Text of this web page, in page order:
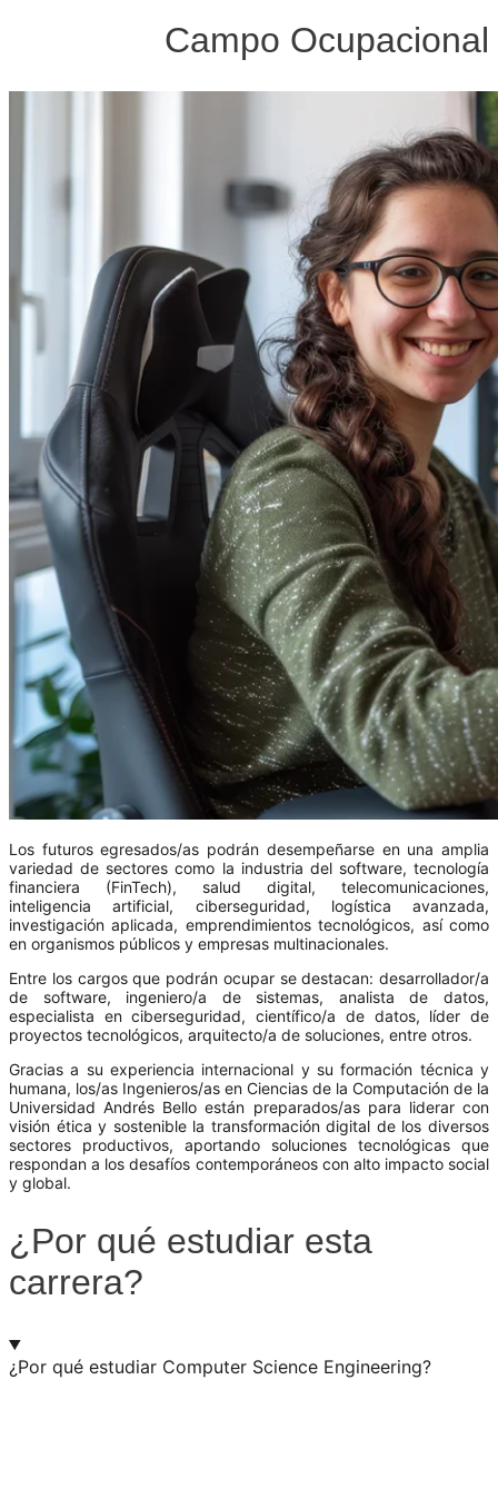
Campo Ocupacional
Los futuros egresados/as podrán desempeñarse en una amplia
variedad de sectores como la industria del software, tecnología
financiera (FinTech), salud digital, telecomunicaciones,
inteligencia artificial, ciberseguridad, logística avanzada,
investigación aplicada, emprendimientos tecnológicos, así como
en organismos públicos y empresas multinacionales.
Entre los cargos que podrán ocupar se destacan: desarrollador/a
de software, ingeniero/a de sistemas, analista de datos,
especialista en ciberseguridad, científico/a de datos, líder de
proyectos tecnológicos, arquitecto/a de soluciones, entre otros.
Gracias a su experiencia internacional y su formación técnica y
humana, los/as Ingenieros/as en Ciencias de la Computación de la
Universidad Andrés Bello están preparados/as para liderar con
visión ética y sostenible la transformación digital de los diversos
sectores productivos, aportando soluciones tecnológicas que
respondan a los desafíos contemporáneos con alto impacto social
y global.
¿Por qué estudiar esta
carrera?
¿Por qué estudiar Computer Science Engineering?